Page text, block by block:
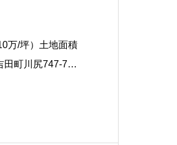
万/坪）土地面積
田町川尻747-7外